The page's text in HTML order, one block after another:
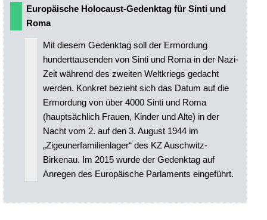
Europäische Holocaust-Gedenktag für Sinti und
Roma
Mit diesem Gedenktag soll der Ermordung
hunderttausenden von Sinti und Roma in der Nazi-
Zeit während des zweiten Weltkriegs gedacht
werden. Konkret bezieht sich das Datum auf die
Ermordung von über 4000 Sinti und Roma
(hauptsächlich Frauen, Kinder und Alte) in der
Nacht vom 2. auf den 3. August 1944 im
„Zigeunerfamilienlager“ des KZ Auschwitz-
Birkenau. Im 2015 wurde der Gedenktag auf
Anregen des Europäische Parlaments eingeführt.